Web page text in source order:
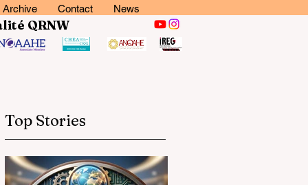
Archive Contact News
QRNW
Top Stories